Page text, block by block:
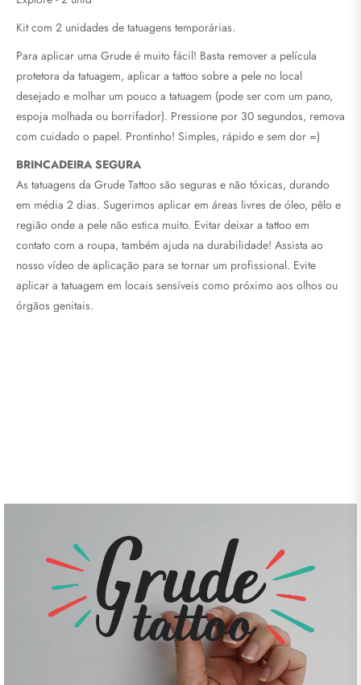
Kit com 2 unidades de tatuagens temporárias.
Para aplicar uma Grude é muito fácil! Basta remover a película
protetora da tatuagem, aplicar a tattoo sobre a pele no local
desejado e molhar um pouco a tatuagem (pode ser com um pano,
espoja molhada ou borrifador). Pressione por 30 segundos, remova
com cuidado o papel. Prontinho! Simples, rápido e sem dor =)
BRINCADEIRA SEGURA
As tatuagens da Grude Tattoo são seguras e não tóxicas, durando
em média 2 dias. Sugerimos aplicar em áreas livres de óleo, pêlo e
região onde a pele não estica muito. Evitar deixar a tattoo em
contato com a roupa, também ajuda na durabilidade! Assista ao
nosso vídeo de aplicação para se tornar um profissional. Evite
aplicar a tatuagem em locais sensíveis como próximo aos olhos ou
órgãos genitais.